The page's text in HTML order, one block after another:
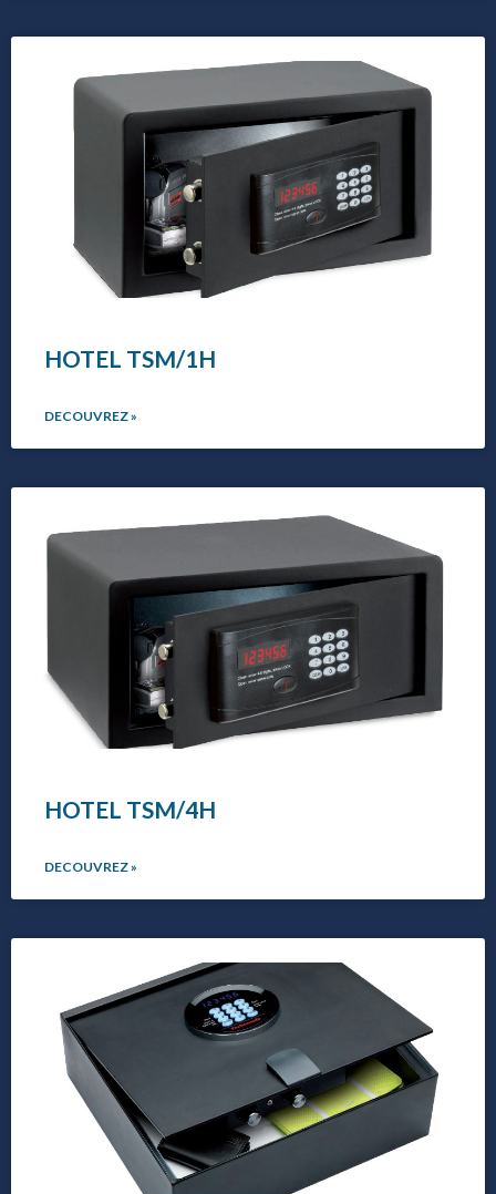
HOTEL TSM/1H
DECOUVREZ »
HOTEL TSM/4H
DECOUVREZ »